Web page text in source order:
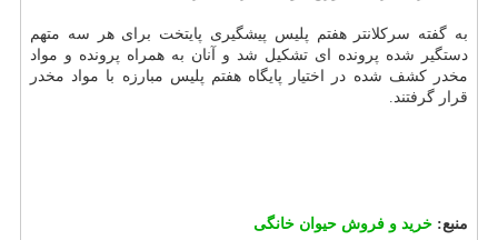
به گفته سركلانتر هفتم پلیس پیشگیری پایتخت برای هر سه متهم
دستگیر شده پرونده ای تشكیل شد و آنان به همراه پرونده و مواد
مخدر كشف شده در اختیار پایگاه هفتم پلیس مبارزه با مواد مخدر
قرار گرفتند.
منبع: خرید و فروش حیوان خانگی